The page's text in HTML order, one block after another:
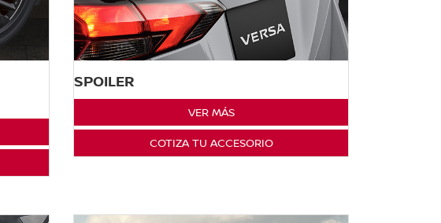
SPOILER
VER MÁS
COTIZA TU ACCESORIO